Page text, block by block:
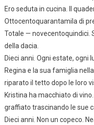
Ero seduta in cucina. Il
Ottocentoquarantamila di
Totale — novecentoquindici.
della dacia.
Dieci anni. Ogni estate,
Regina e la sua famiglia
riparato il tetto dopo le loro
Kristina ha macchiato di
graffiato trascinando le sue
Dieci anni. Non un copeco.